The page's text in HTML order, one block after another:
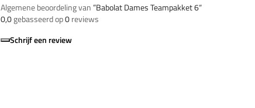
Algemene beoordeling van”Babolat Dames Teampakket 6“
0,0gebasseerd op0reviews
Schrijf een review